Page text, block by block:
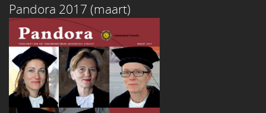
Pandora 2017 (maart)